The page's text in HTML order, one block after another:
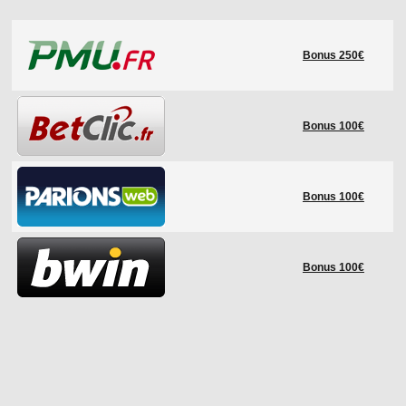
LES STADES
HISTORIQUE
COUPE DES CONFÉDÉRATIONS
Bonus 250€
Bonus 100€
Bonus 100€
Bonus 100€